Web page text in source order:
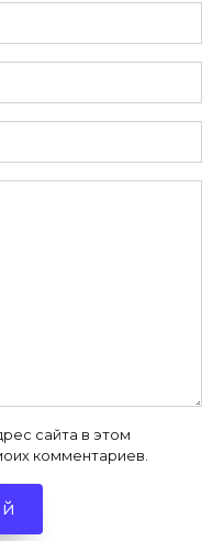
сайта в этом
комментариев.